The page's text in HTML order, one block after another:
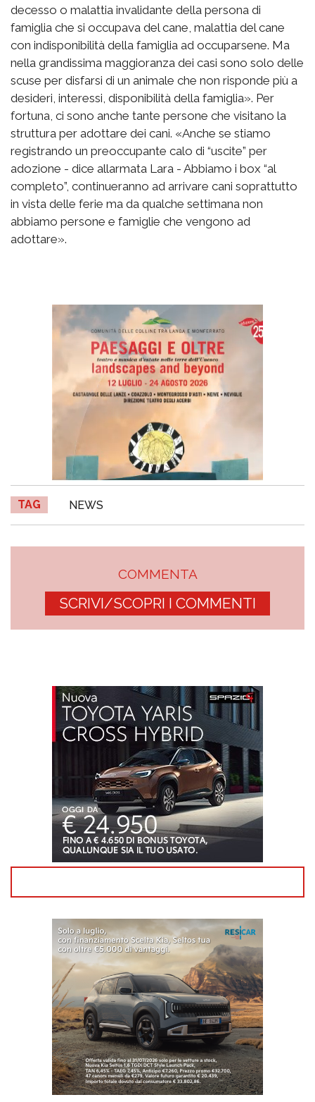
decesso o malattia invalidante della persona di
famiglia che si occupava del cane, malattia del cane
con indisponibilità della famiglia ad occuparsene. Ma
nella grandissima maggioranza dei casi sono solo delle
scuse per disfarsi di un animale che non risponde più a
desideri, interessi, disponibilità della famiglia». Per
fortuna, ci sono anche tante persone che visitano la
struttura per adottare dei cani. «Anche se stiamo
registrando un preoccupante calo di “uscite” per
adozione - dice allarmata Lara - Abbiamo i box “al
completo”, continueranno ad arrivare cani soprattutto
in vista delle ferie ma da qualche settimana non
abbiamo persone e famiglie che vengono ad
adottare».
TAG NEWS
COMMENTA
SCRIVI/SCOPRI I COMMENTI